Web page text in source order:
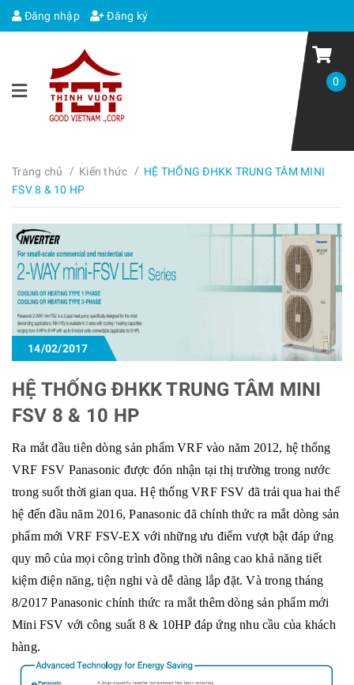
Đăng nhập Đăng ký
0
Trang chủ / Kiến thức / HỆ THỐNG ĐHKK TRUNG TÂM MINI
FSV 8 & 10 HP
14/02/2017
HỆ THỐNG ĐHKK TRUNG TÂM MINI
FSV 8 & 10 HP
Ra mắt đầu tiên dòng sản phẩm VRF vào năm 2012, hệ thống
VRF FSV Panasonic được đón nhận tại thị trường trong nước
trong suốt thời gian qua. Hệ thống VRF FSV đã trải qua hai thế
hệ đến đầu năm 2016, Panasonic đã chính thức ra mắt dòng sản
phẩm mới VRF FSV-EX với những ưu điểm vượt bật đáp ứng
quy mô của mọi công trình đồng thời nâng cao khả năng tiết
kiệm điện năng, tiện nghi và dễ dàng lắp đặt. Và trong tháng
8/2017 Panasonic chính thức ra mắt thêm dòng sản phẩm mới
Mini FSV với công suất 8 & 10HP đáp ứng nhu cầu của khách
hàng.